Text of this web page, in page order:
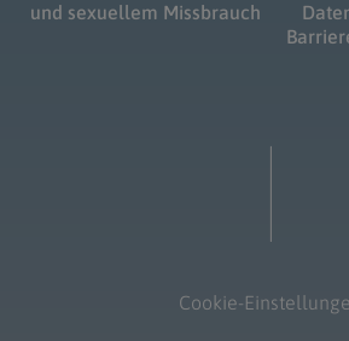
und sexuellem Missbrauch
Cookie-